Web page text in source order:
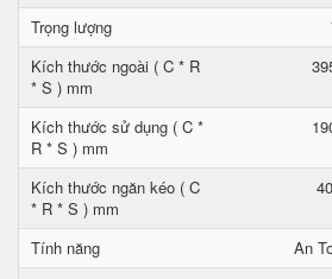
Trọng lượng
Kích thước ngoài ( C * R
* S ) mm
Kích thước sử dụng ( C *
R * S ) mm
Kích thước ngăn kéo ( C
* R * S ) mm
Tính năng
An